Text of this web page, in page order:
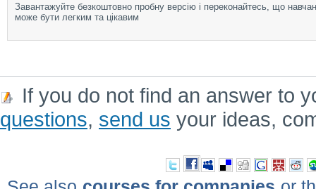
Завантажуйте безкоштовно пробну версію і переконайтесь, що
може бути легким та цікавим
If you do not find an answer to
questions, send us your ideas,